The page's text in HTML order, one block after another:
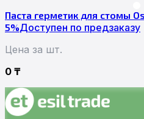
Паста герметик для стомы
5%Доступен по предзаказу
Цена за шт.
0 ₸